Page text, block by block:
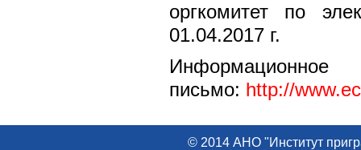
оргкомитет по
01.04.2017 г.
Информационное
письмо: http://
© 2014 АНО "Институт